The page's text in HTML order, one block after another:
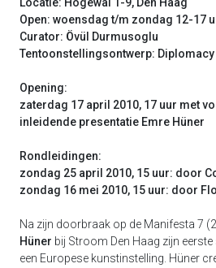
Open: woensdag t/m zondag 12-17
Curator: Övül Durmusoglu
Tentoonstellingsontwerp: Diplomacy
Opening:
zaterdag 17 april 2010, 17 uur met
inleidende presentatie Emre Hüner
Rondleidingen:
zondag 25 april 2010, 15 uur: door
zondag 16 mei 2010, 15 uur: door
Na zijn doorbraak op de Manifesta 7
Hüner bij Stroom Den Haag zijn
een Europese kunstinstelling. Hüner